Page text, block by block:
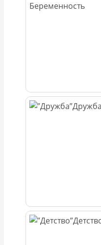
Беременность
Дружба